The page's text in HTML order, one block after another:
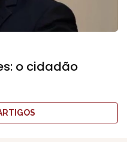
o cidadão